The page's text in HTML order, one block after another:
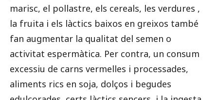
marisc, el pollastre, els cereals, les verdures ,
la fruita i els làctics baixos en greixos també
fan augmentar la qualitat del semen o
activitat espermàtica. Per contra, un consum
excessiu de carns vermelles i processades,
aliments rics en soja, dolços i begudes